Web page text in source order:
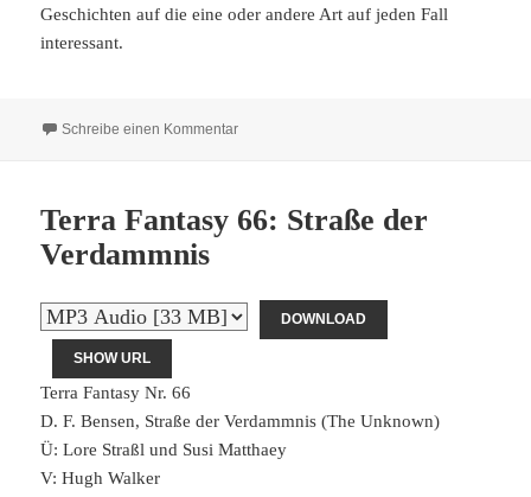
Geschichten auf die eine oder andere Art auf jeden Fall
interessant.
Schreibe einen Kommentarzu Terra Fantasy 67: Die rote Hexe
Terra Fantasy 66: Straße der
Verdammnis
DOWNLOAD
SHOW URL
Terra Fantasy Nr. 66
D. F. Bensen, Straße der Verdammnis (The Unknown)
Ü: Lore Straßl und Susi Matthaey
V: Hugh Walker